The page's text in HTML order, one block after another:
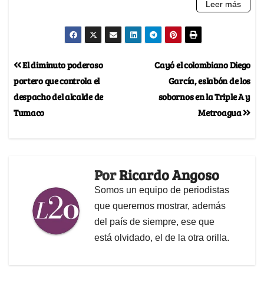
Cayó el colombiano Diego
García, eslabón de los
sobornos en la Triple A y
Metroagua
El diminuto poderoso
portero que controla el
despacho del alcalde de
Tumaco
PorRicardo Angoso
Somos un equipo de periodistas
que queremos mostrar, además
del país de siempre, ese que
está olvidado, el de la otra orilla.